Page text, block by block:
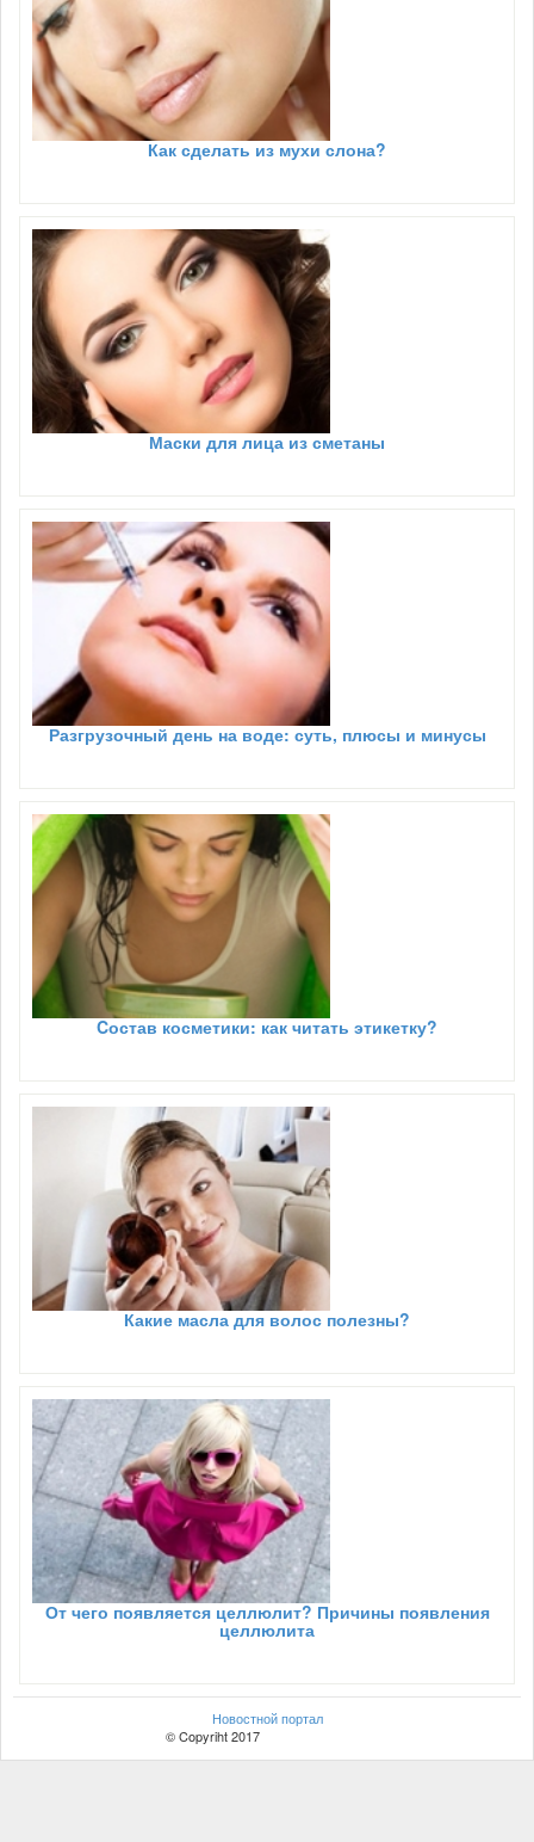
Как сделать из мухи слона?
Маски для лица из сметаны
Разгрузочный день на воде: суть, плюсы и минусы
Cостав косметики: как читать этикетку?
Какие масла для волос полезны?
От чего появляется целлюлит? Причины появления
целлюлита
Новостной портал
© Copyriht 2017